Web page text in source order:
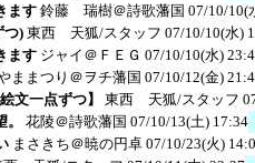
ます 鈴藤 瑞樹＠詩歌藩国 07/10/10(
つ) 東西 天狐/スタッフ 07/10/10(水)
ます ジャイ＠ＦＥＧ 07/10/10(水)
ままつり＠ヲチ藩国 07/10/12(金)
文一点ずつ】
東西 天狐/スタッフ
花陵＠詩歌藩国 07/10/13(土) 17:34
まさきち＠暁の円卓 07/10/23(火)